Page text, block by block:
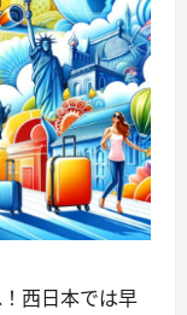
西日本では早